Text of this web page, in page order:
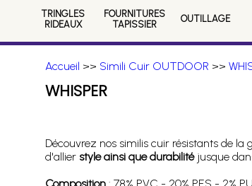
TRINGLES
RIDEAUX
FOURNITURES
TAPISSIER
OUTILLAGE
Accueil >> Simili Cuir OUTDOOR >>
WHISPER
Découvrez nos similis cuir résistants de la
d'allier style ainsi que durabilitéjusque